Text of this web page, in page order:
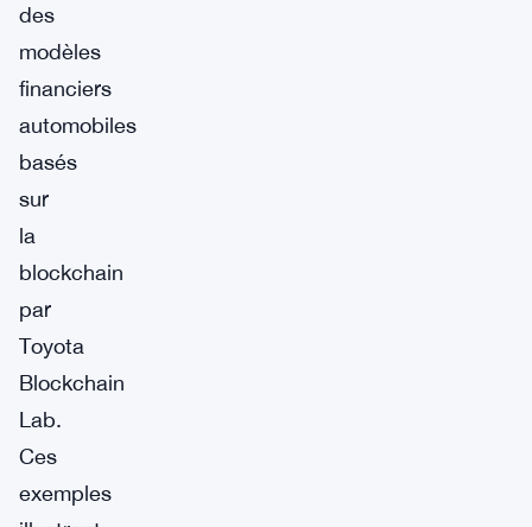
des
modèles
financiers
automobiles
basés
sur
la
blockchain
par
Toyota
Blockchain
Lab.
Ces
exemples